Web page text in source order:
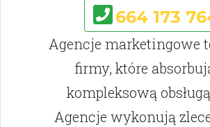
664 173
Agencje marketingowe
firmy, które
kompleksową
Agencje wykonują